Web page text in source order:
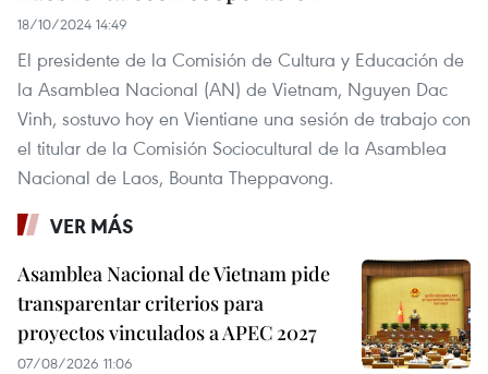
18/10/2024 14:49
El presidente de la Comisión de Cultura y Educación de
la Asamblea Nacional (AN) de Vietnam, Nguyen Dac
Vinh, sostuvo hoy en Vientiane una sesión de trabajo con
el titular de la Comisión Sociocultural de la Asamblea
Nacional de Laos, Bounta Theppavong.
VER MÁS
Asamblea Nacional de Vietnam pide
transparentar criterios para
proyectos vinculados a APEC 2027
07/08/2026 11:06